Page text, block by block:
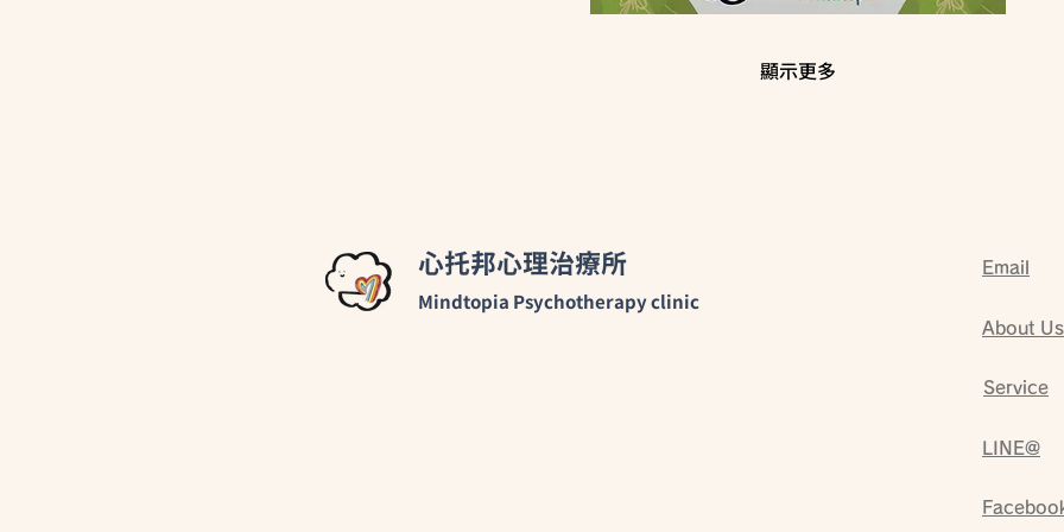
顯示更多
心托邦心理治療所
Mindtopia Psychotherapy clinic
Email
About Us
Service
LINE@